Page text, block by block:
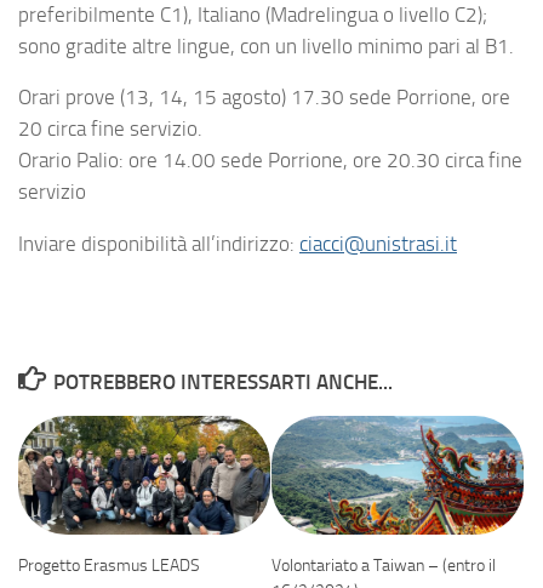
preferibilmente C1), Italiano (Madrelingua o livello C2);
sono gradite altre lingue, con un livello minimo pari al B1.
Orari prove (13, 14, 15 agosto) 17.30 sede Porrione, ore
20 circa fine servizio.
Orario Palio: ore 14.00 sede Porrione, ore 20.30 circa fine
servizio
Inviare disponibilità all’indirizzo: ciacci@unistrasi.it
POTREBBERO INTERESSARTI ANCHE...
Progetto Erasmus LEADS
Volontariato a Taiwan – (entro il